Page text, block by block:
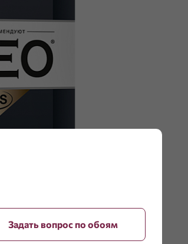
Задать вопрос по обоям